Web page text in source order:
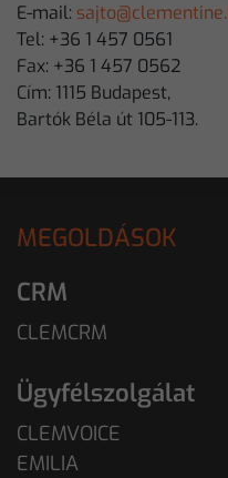
E-mail:
Tel: +36 1 457 0561
Fax: +36 1 457 0562
Cím: 1115 Budapest,
Bartók Béla út 105-113.
MEGOLDÁSOK
CRM
CLEMCRM
Ügyfélszolgálat
CLEMVOICE
EMILIA